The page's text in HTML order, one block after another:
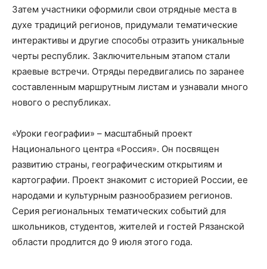
Затем участники оформили свои отрядные места в
духе традиций регионов, придумали тематические
интерактивы и другие способы отразить уникальные
черты республик. Заключительным этапом стали
краевые встречи. Отряды передвигались по заранее
составленным маршрутным листам и узнавали много
нового о республиках.
«Уроки географии» – масштабный проект
Национального центра «Россия». Он посвящен
развитию страны, географическим открытиям и
картографии. Проект знакомит с историей России, ее
народами и культурным разнообразием регионов.
Серия региональных тематических событий для
школьников, студентов, жителей и гостей Рязанской
области продлится до 9 июля этого года.